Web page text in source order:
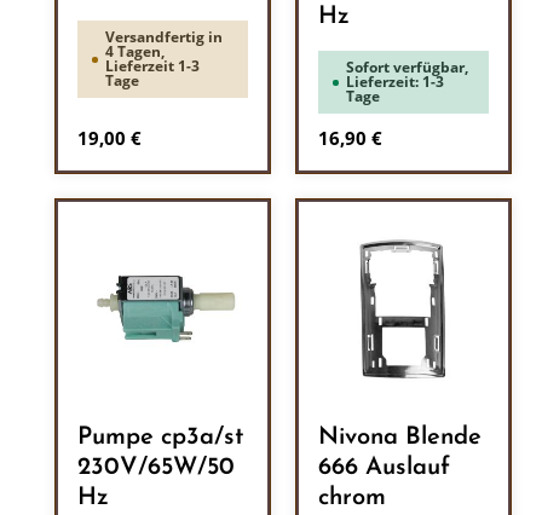
Versandfertig in
4 Tagen,
Lieferzeit 1-3
Tage
Regulärer Preis:
19,00 €
Hz
Sofort verfügbar,
Lieferzeit: 1-3
Tage
Regulärer Preis:
16,90 €
Pumpe cp3a/st
230V/65W/50
Hz
Nivona Blende
666 Auslauf
chrom